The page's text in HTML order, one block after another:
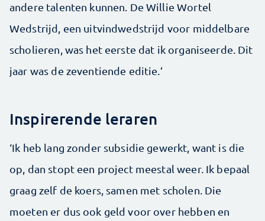
andere talenten kunnen. De Willie Wortel
Wedstrijd, een uitvind­wedstrijd voor middelbare
scholieren, was het eerste dat ik organiseerde. Dit
jaar was de zeventiende editie.’
Inspirerende leraren
‘Ik heb lang zonder subsidie gewerkt, want is die
op, dan stopt een project meestal weer. Ik bepaal
graag zelf de koers, samen met scholen. Die
moeten er dus ook geld voor over hebben en